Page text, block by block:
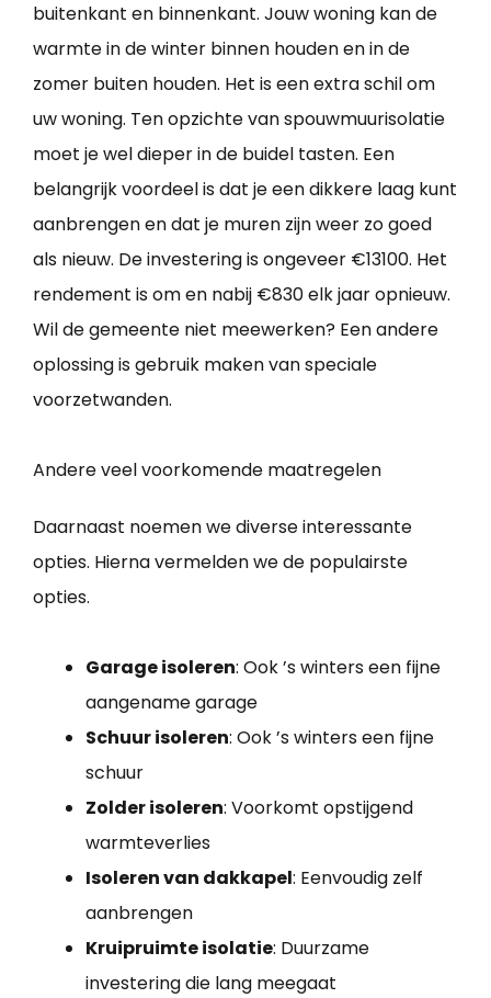
buitenkant en binnenkant. Jouw woning kan de
warmte in de winter binnen houden en in de
zomer buiten houden. Het is een extra schil om
uw woning. Ten opzichte van spouwmuurisolatie
moet je wel dieper in de buidel tasten. Een
belangrijk voordeel is dat je een dikkere laag kunt
aanbrengen en dat je muren zijn weer zo goed
als nieuw. De investering is ongeveer €13100. Het
rendement is om en nabij €830 elk jaar opnieuw.
Wil de gemeente niet meewerken? Een andere
oplossing is gebruik maken van speciale
voorzetwanden.
Andere veel voorkomende maatregelen
Daarnaast noemen we diverse interessante
opties. Hierna vermelden we de populairste
opties.
Garage isoleren: Ook ’s winters een fijne
aangename garage
Schuur isoleren: Ook ’s winters een fijne
schuur
Zolder isoleren: Voorkomt opstijgend
warmteverlies
Isoleren van dakkapel: Eenvoudig zelf
aanbrengen
Kruipruimte isolatie: Duurzame
investering die lang meegaat